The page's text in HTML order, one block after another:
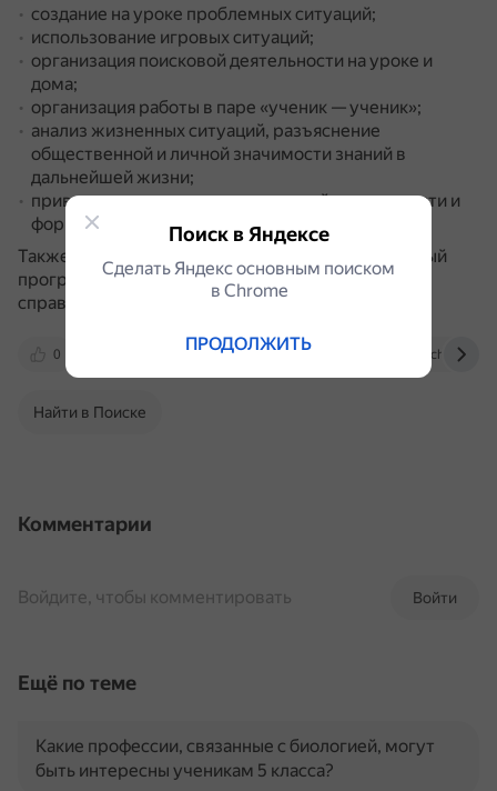
создание на уроке проблемных ситуаций;
использование игровых ситуаций;
организация поисковой деятельности на уроке и
дома;
организация работы в паре «ученик — ученик»;
анализ жизненных ситуаций, разъяснение
общественной и личной значимости знаний в
дальнейшей жизни;
привлечение учеников к оценочной деятельности и
формирование адекватной самооценки.
Также преподаватель может отслеживать учебный
прогресс ученика и отмечать, что в этот раз он
справился с задачей лучше, чем в предыдущий.
0 nsportal.ru scilead.ru moluch.ru
Найти в Поиске
Комментарии
Войти
Войдите, чтобы комментировать
Ещё по теме
Какие профессии, связанные с биологией, могут
быть интересны ученикам 5 класса?
Поиск в Яндексе
Сделать Яндекс основным поиском
в Сhrome
ПРОДОЛЖИТЬ